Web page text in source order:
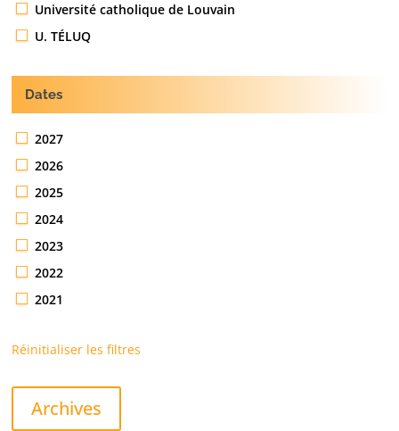
Université catholique de Louvain
U. TÉLUQ
Dates
2027
2026
2025
2024
2023
2022
2021
Réinitialiser les filtres
Archives